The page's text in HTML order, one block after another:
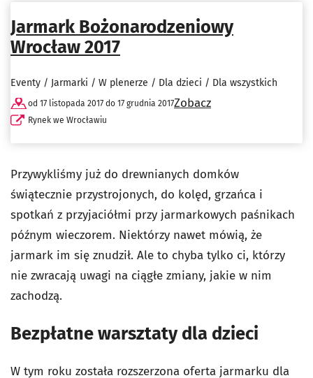
Jarmark Bożonarodzeniowy
Wrocław 2017
Eventy / Jarmarki / W plenerze / Dla dzieci / Dla wszystkich
od 17 listopada 2017 do 17 grudnia 2017
Rynek we Wrocławiu
Zobacz
Przywykliśmy już do drewnianych domków
świątecznie przystrojonych, do kolęd, grzańca i
spotkań z przyjaciółmi przy jarmarkowych paśnikach
późnym wieczorem. Niektórzy nawet mówią, że
jarmark im się znudził. Ale to chyba tylko ci, którzy
nie zwracają uwagi na ciągłe zmiany, jakie w nim
zachodzą.
Bezpłatne warsztaty dla dzieci
W tym roku została rozszerzona oferta jarmarku dla